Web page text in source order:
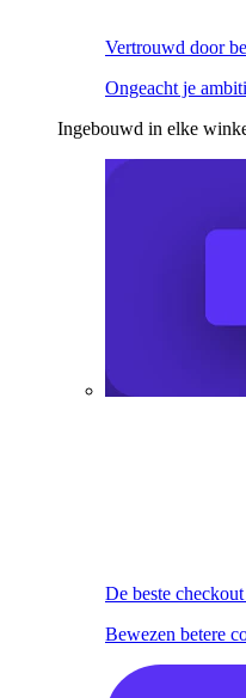
Vertrouwd door
Ongeacht je
Ingebouwd in elke
De beste
Bewezen betere